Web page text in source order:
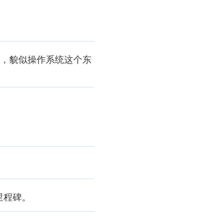
貌似操作系统这个东
碑。